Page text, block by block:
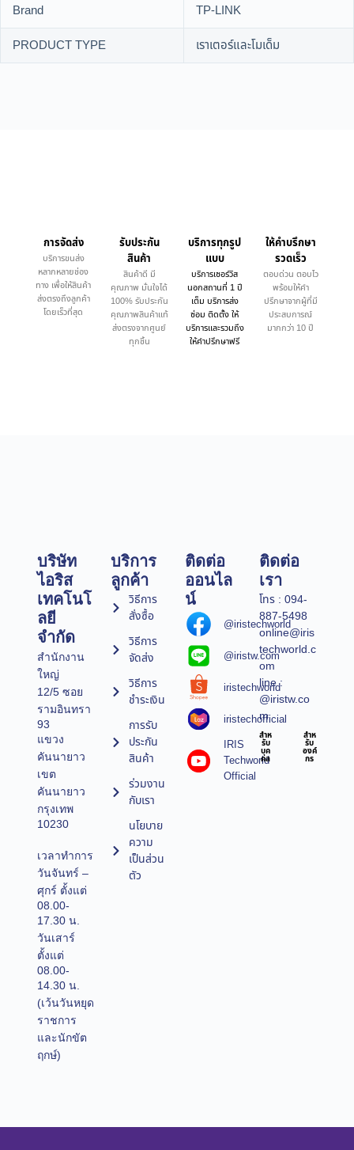
Brand
TP-LINK
PRODUCT TYPE
เราเตอร์และโมเด็ม
การจัดส่ง
บริการขนส่ง
หลากหลายช่อง
ทาง เพื่อให้สินค้า
ส่งตรงถึงลูกค้า
โดยเร็วที่สุด
รับประกัน
สินค้า
สินค้าดี มี
คุณภาพ มั่นใจได้
100% รับประกัน
คุณภาพสินค้าแท้
ส่งตรงจากศูนย์
ทุกชิ้น
บริการทุกรูป
แบบ
บริการเซอร์วิส
นอกสถานที่ 1 ปี
เต็ม บริการส่ง
ซ่อม ติดตั้ง ให้
บริการและรวมถึง
ให้คำปรึกษาฟรี
ให้คำบรึกษา
รวดเร็ว
ตอบด่วน ตอบไว
พร้อมให้คำ
ปรึกษาจากผู้ที่มี
ประสบการณ์
มากกว่า 10 ปี
บริษัท
ไอริส
เทคโนโ
ลยี
จำกัด
สำนักงาน
ใหญ่
12/5 ซอย
รามอินทรา
93
แขวง
คันนายาว
เขต
คันนายาว
กรุงเทพ
10230
เวลาทำการ
วันจันทร์ –
ศุกร์ ตั้งแต่
08.00-
17.30 น.
วันเสาร์
ตั้งแต่
08.00-
14.30 น.
(เว้นวันหยุด
ราชการ
และนักขัต
ฤกษ์)
บริการ
ลูกค้า
วิธีการ
สั่งซื้อ
วิธีการ
จัดส่ง
วิธีการ
ชำระเงิน
การรับ
ประกัน
สินค้า
ร่วมงาน
กับเรา
นโยบาย
ความ
เป็นส่วน
ตัว
ติดต่อ
ออนไล
น์
@iristechworld
@iristw.com
iristechworld
iristechofficial
IRIS
Techworld
Official
ติดต่อ
เรา
โทร : 094-
887-5498
online@iris
techworld.c
om
line :
@iristw.co
m
สำห
รับ
บุค
คล
สำห
รับ
องค์
กร